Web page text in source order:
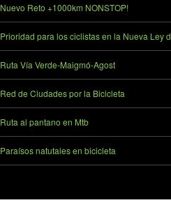
Nuevo Reto +1000km NONSTOP!
Prioridad para los ciclistas en la Nueva Ley
Ruta Vía Verde-Maigmó-Agost
Red de Ciudades por la Bicicleta
Ruta al pantano en Mtb
Paraísos natutales en bicicleta